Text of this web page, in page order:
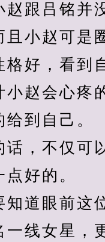
赵跟吕铭并
且小赵可是
格好，看到
小赵会心疼
到自己。
，不仅可
好的。
道眼前这
一线女星，